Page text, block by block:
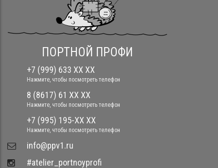
ПОРТНОЙ ПРОФИ
+7 (999) 633 XX XX
Нажмите, чтобы посмотреть телефон
8 (8617) 61 XX XX
Нажмите, чтобы посмотреть телефон
+7 (995) 195-XX XX
Нажмите, чтобы посмотреть телефон
​info@ppv1.ru
#atelier_portnoyprofi